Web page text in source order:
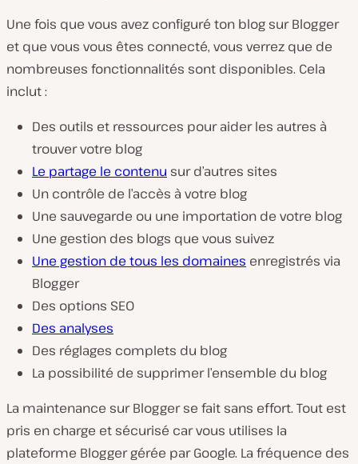
Une fois que vous avez configuré ton blog sur Blogger
et que vous vous êtes connecté, vous verrez que de
nombreuses fonctionnalités sont disponibles. Cela
inclut :
Des outils et ressources pour aider les autres à
trouver votre blog
Le partage le contenu sur d’autres sites
Un contrôle de l’accès à votre blog
Une sauvegarde ou une importation de votre blog
Une gestion des blogs que vous suivez
Une gestion de tous les domaines enregistrés via
Blogger
Des options SEO
Des analyses
Des réglages complets du blog
La possibilité de supprimer l’ensemble du blog
La maintenance sur Blogger se fait sans effort. Tout est
pris en charge et sécurisé car vous utilises la
plateforme Blogger gérée par Google. La fréquence des